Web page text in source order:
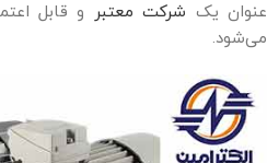
عنوان یک شرکت معتبر
و قابل
می‌شود.